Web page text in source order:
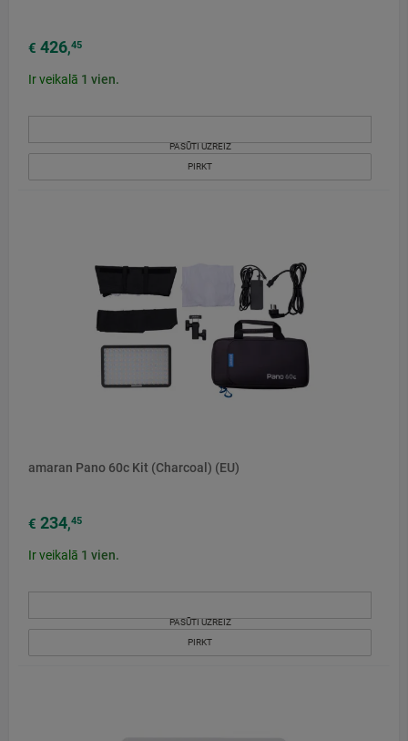
€ 426,45
Ir veikalā 1 vien.
PASŪTI UZREIZ
PIRKT
amaran Pano 60c Kit (Charcoal) (EU)
€ 234,45
Ir veikalā 1 vien.
PASŪTI UZREIZ
PIRKT